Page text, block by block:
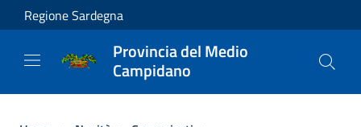
Salta al contenuto principale
Regione Sardegna
Provincia del Medio
Campidano